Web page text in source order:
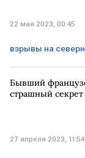
22 мая 2023, 00:45
взрывы на
Газ
ЧП на Северных
Бывший
страшный
27 апреля 2023, 11:54